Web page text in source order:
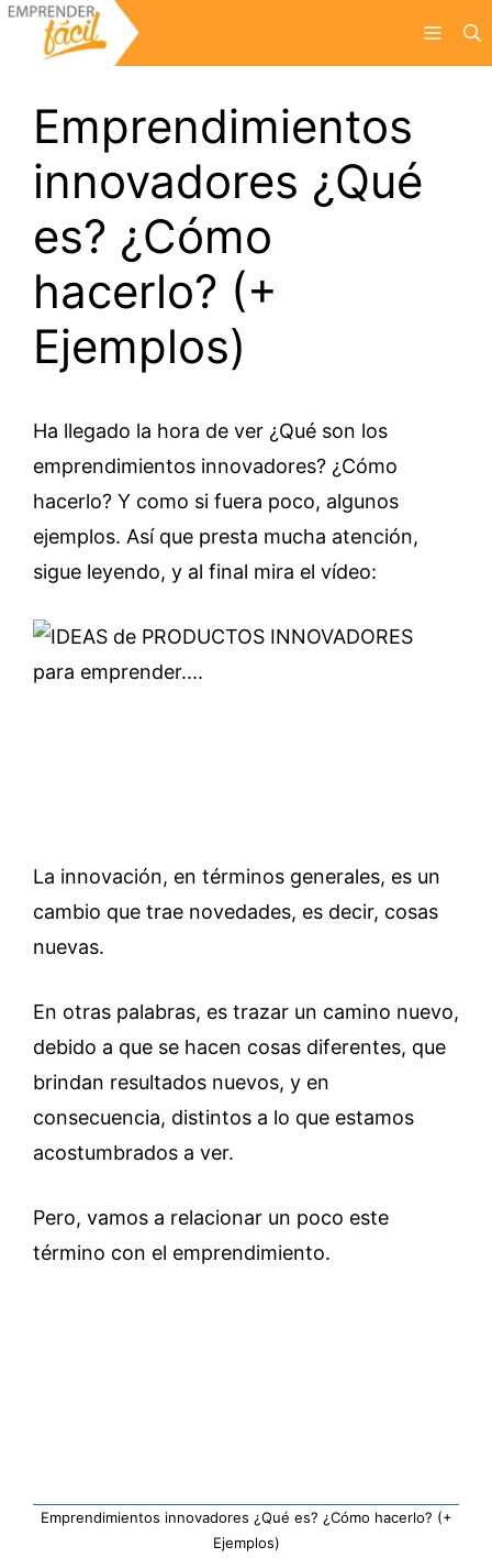
Saltar
Menú
Emprendimientos
innovadores ¿Qué
es? ¿Cómo
hacerlo? (+
Ejemplos)
Ha llegado la hora de ver ¿Qué son los
emprendimientos innovadores? ¿Cómo
hacerlo? Y como si fuera poco, algunos
ejemplos. Así que presta mucha atención,
sigue leyendo, y al final mira el vídeo:
La innovación, en términos generales, es un
cambio que trae novedades, es decir, cosas
nuevas.
En otras palabras, es trazar un camino nuevo,
debido a que se hacen cosas diferentes, que
brindan resultados nuevos, y en
consecuencia, distintos a lo que estamos
acostumbrados a ver.
Pero, vamos a relacionar un poco este
término con el emprendimiento.
Emprendimientos innovadores ¿Qué es? ¿Cómo hacerlo? (+
Ejemplos)